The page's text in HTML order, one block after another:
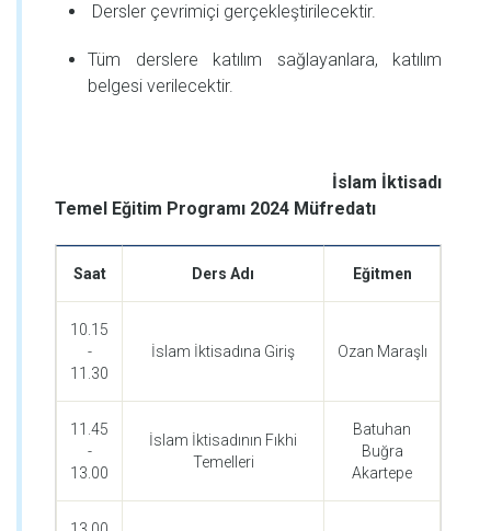
Dersler çevrimiçi gerçekleştirilecektir.
Tüm derslere katılım sağlayanlara, katılım
belgesi verilecektir.
İslam İktisadı
Temel Eğitim Programı 2024 Müfredatı
Saat Ders Adı Eğitmen
10.15
-
11.30
İslam İktisadına Giriş Ozan Maraşlı
11.45
-
13.00
İslam İktisadının Fıkhi
Temelleri
Batuhan
Buğra
Akartepe